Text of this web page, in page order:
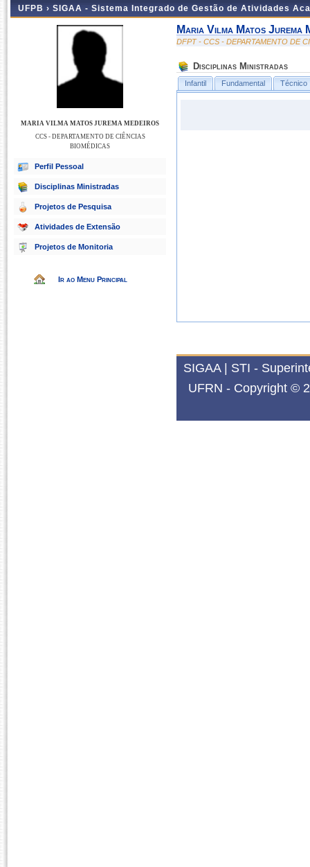
UFPB › SIGAA - Sistema Integrado de Gestão de Atividades
MARIA VILMA MATOS JUREMA MEDEIROS
CCS - DEPARTAMENTO DE CIÊNCIAS
BIOMÉDICAS
Perfil Pessoal
Disciplinas Ministradas
Projetos de Pesquisa
Atividades de Extensão
Projetos de Monitoria
Ir ao Menu Principal
Maria Vilma Matos Jurema
DFPT - CCS - DEPARTAMENTO DE
Disciplinas Ministradas
Infantil Fundamental Técnico
SIGAA | STI -
UFRN - Copyright ©